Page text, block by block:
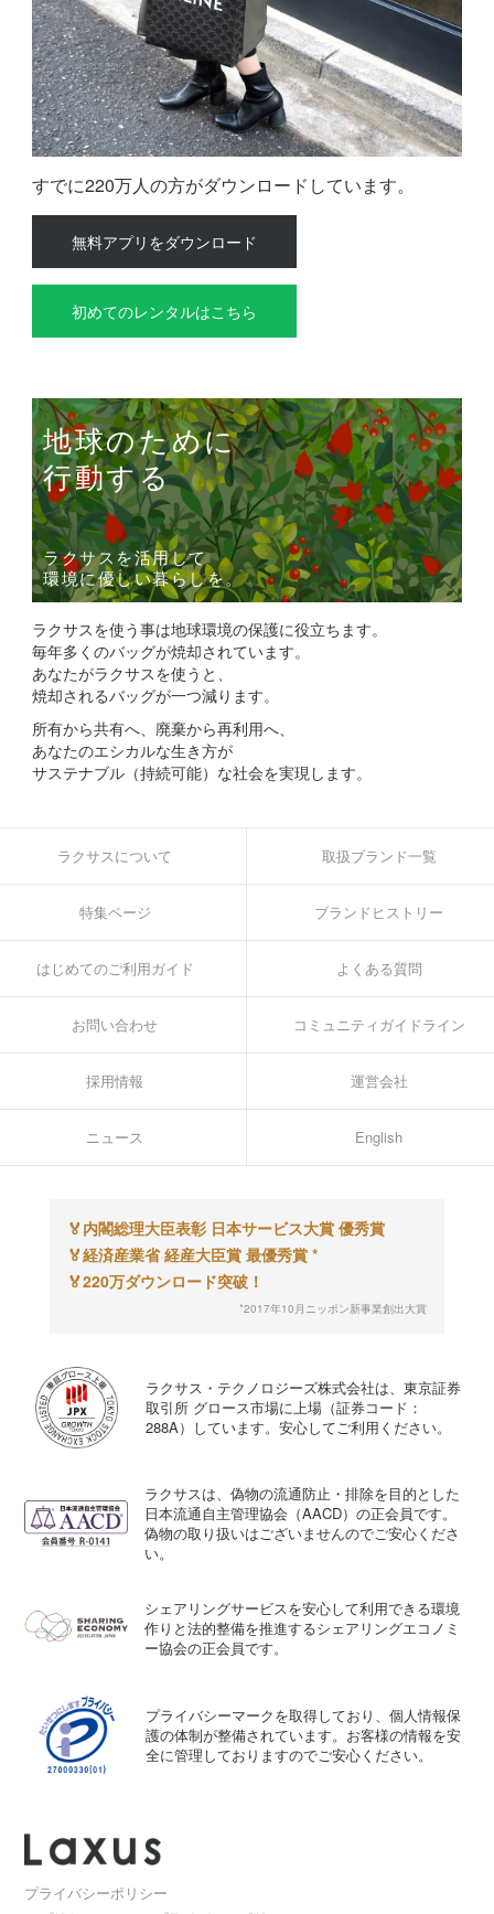
すでに220万人の方がダウンロードしています。
無料アプリをダウンロード
初めてのレンタルはこちら
地球のために
行動する
ラクサスを活用して
環境に優しい暮らしを。
ラクサスを使う事は地球環境の保護に役立ちます。
毎年多くのバッグが焼却されています。
あなたがラクサスを使うと、
焼却されるバッグが一つ減ります。
所有から共有へ、廃棄から再利用へ、
あなたのエシカルな生き方が
サステナブル（持続可能）な社会を実現します。
ラクサスについて 取扱ブランド一覧
特集ページ ブランドヒストリー
はじめてのご利用ガイド よくある質問
お問い合わせ コミュニティガイドライン
採用情報 運営会社
ニュース English
🏅 内閣総理大臣表彰 日本サービス大賞 優秀賞
🏅経済産業省 経産大臣賞 最優秀賞 *
🏅220万ダウンロード突破！
*2017年10月ニッポン新事業創出大賞
ラクサス・テクノロジーズ株式会社は、東京証券
取引所 グロース市場に上場（証券コード：
288A）しています。安心してご利用ください。
ラクサスは、偽物の流通防止・排除を目的とした
日本流通自主管理協会（AACD）の正会員です。
偽物の取り扱いはございませんのでご安心くださ
い。
シェアリングサービスを安心して利用できる環境
作りと法的整備を推進するシェアリングエコノミ
ー協会の正会員です。
プライバシーマークを取得しており、個人情報保
護の体制が整備されています。お客様の情報を安
全に管理しておりますのでご安心ください。
プライバシーポリシー